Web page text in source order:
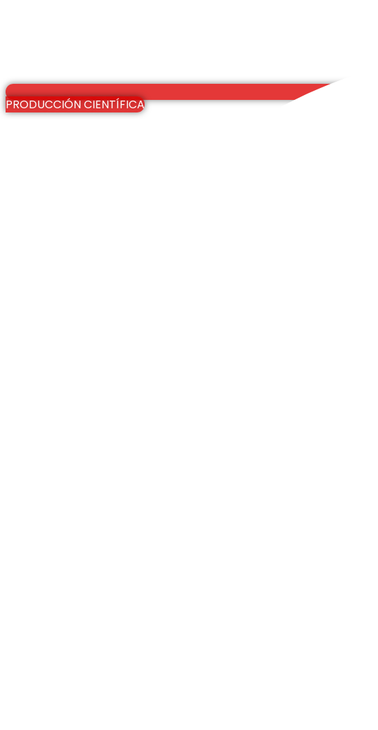
PRODUCCIÓN CIENTÍFICA